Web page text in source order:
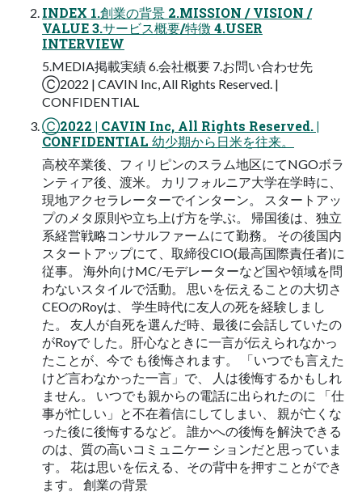
INDEX 1.創業の背景 2.MISSION / VISION /
VALUE 3.サービス概要/特徴 4.USER
INTERVIEW
5.MEDIA掲載実績 6.会社概要 7.お問い合わせ先
Ⓒ2022 | CAVIN Inc, All Rights Reserved. |
CONFIDENTIAL
Ⓒ2022 | CAVIN Inc, All Rights Reserved. |
CONFIDENTIAL 幼少期から日米を往来。
高校卒業後、フィリピンのスラム地区にてNGOボラ
ンティア後、渡米。 カリフォルニア大学在学時に、
現地アクセラレーターでインターン。 スタートアッ
プのメタ原則や立ち上げ方を学ぶ。 帰国後は、独立
系経営戦略コンサルファームにて勤務。 その後国内
スタートアップにて、取締役CIO(最高国際責任者)に
従事。 海外向けMC/モデレーターなど国や領域を問
わないスタイルで活動。 思いを伝えることの大切さ
CEOのRoyは、 学生時代に友人の死を経験しまし
た。 友人が自死を選んだ時、最後に会話していたの
がRoyで した。肝心なときに一言が伝えられなかっ
たことが、今で も後悔されます。 「いつでも言えた
けど言わなかった一言」で、 人は後悔するかもしれ
ません。 いつでも親からの電話に出られたのに 「仕
事が忙しい」と不在着信にしてしまい、 親が亡くな
った後に後悔するなど。 誰かへの後悔を解決できる
のは、質の高いコミュニケー ションだと思っていま
す。 花は思いを伝える、その背中を押すことができ
ます。 創業の背景